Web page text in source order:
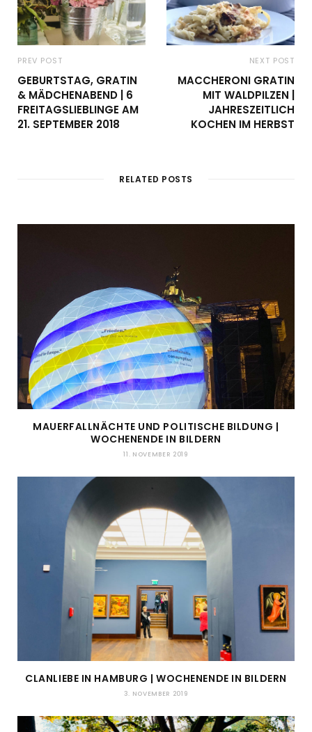
PREV POST
GEBURTSTAG, GRATIN
& MÄDCHENABEND | 6
FREITAGSLIEBLINGE AM
21. SEPTEMBER 2018
NEXT POST
MACCHERONI GRATIN
MIT WALDPILZEN |
JAHRESZEITLICH
KOCHEN IM HERBST
RELATED POSTS
MAUERFALLNÄCHTE UND POLITISCHE BILDUNG |
WOCHENENDE IN BILDERN
11. NOVEMBER 2019
CLANLIEBE IN HAMBURG | WOCHENENDE IN BILDERN
3. NOVEMBER 2019